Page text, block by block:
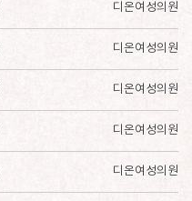
디온여성의원
디온여성의원
디온여성의원
디온여성의원
디온여성의원